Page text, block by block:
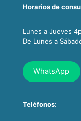
Horarios de
Lunes a Jueves
De Lunes a
WhatsApp
Teléfonos: